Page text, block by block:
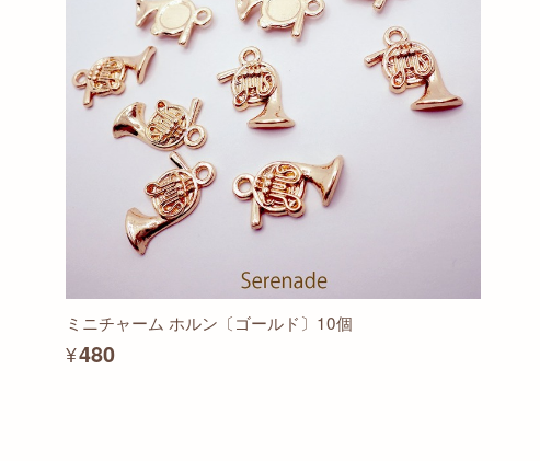
ミニチャーム ホルン〔ゴールド〕10個
¥480